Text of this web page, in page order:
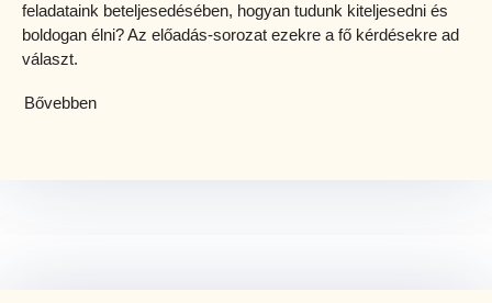
feladataink beteljesedésében, hogyan tudunk kiteljesedni és
boldogan élni? Az előadás-sorozat ezekre a fő kérdésekre ad
választ.
Bővebben